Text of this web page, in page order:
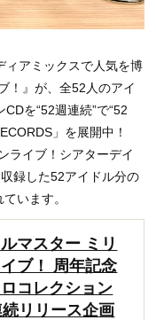
ィアミックスで人気を博
！』が、全52人のアイ
を“52週連続”で“52
」を展開中！
ライブ！シアターデイ
録した52アイドル分の
います。
マスター ミリ
ブ！ 周年記念
コレクション
リリース企画